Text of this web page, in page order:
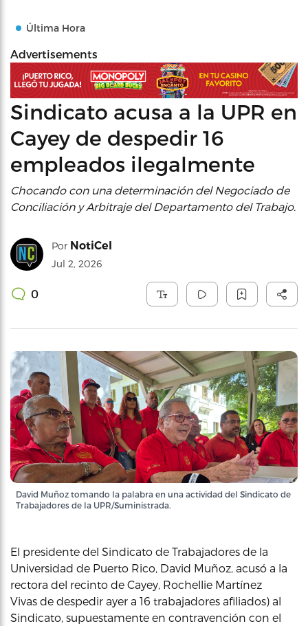
Última Hora
Advertisements
Sindicato acusa a la UPR en
Cayey de despedir 16
empleados ilegalmente
Chocando con una determinación del Negociado de
Conciliación y Arbitraje del Departamento del Trabajo.
Por NotiCel
Jul 2, 2026
0
David Muñoz tomando la palabra en una actividad del Sindicato de
Trabajadores de la UPR/Suministrada.
El presidente del Sindicato de Trabajadores de la
Universidad de Puerto Rico, David Muñoz, acusó a la
rectora del recinto de Cayey, Rochellie Martínez
Vivas de despedir ayer a 16 trabajadores afiliados) al
Sindicato, supuestamente en contravención con el